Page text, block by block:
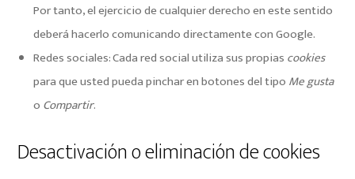
Por tanto, el ejercicio de cualquier derecho en este sentido
deberá hacerlo comunicando directamente con Google.
Redes sociales: Cada red social utiliza sus propias cookies
para que usted pueda pinchar en botones del tipo Me gusta
o Compartir.
Desactivación o eliminación de cookies